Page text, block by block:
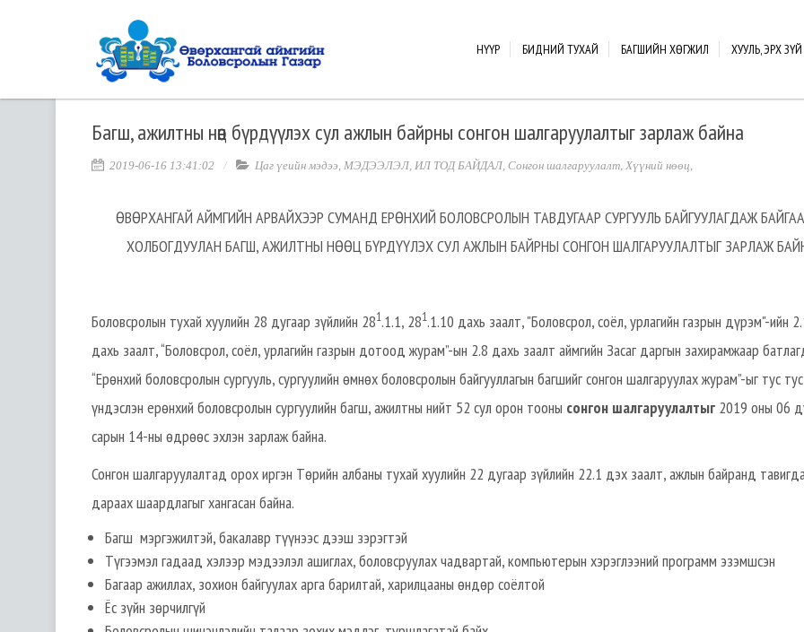
НҮҮР БИДНИЙ ТУХАЙ БАГШИЙН ХӨГЖИЛ ХУУЛЬ, ЭРХ ЗҮЙ
Багш, ажилтны нөөц бүрдүүлэх сул ажлын байрны сонгон шалгаруулалтыг зарлаж байна
2019-06-16 13:41:02 Цаг үеийн мэдээ, МЭДЭЭЛЭЛ, ИЛ ТОД БАЙДАЛ, Сонгон шалгаруулалт, Хүүний нөөц,
ӨВӨРХАНГАЙ АЙМГИЙН АРВАЙХЭЭР СУМАНД ЕРӨНХИЙ БОЛОВСРОЛЫН ТАВДУГААР СУРГУУЛЬ БАЙГУУЛАГДАЖ
ХОЛБОГДУУЛАН БАГШ, АЖИЛТНЫ НӨӨЦ БҮРДҮҮЛЭХ СУЛ АЖЛЫН БАЙРНЫ СОНГОН ШАЛГАРУУЛАЛТЫГ ЗАРЛАЖ
Боловсролын тухай хуулийн 28 дугаар зүйлийн 281.1.1, 281.1.10 дахь заалт, "Боловсрол, соёл, урлагийн газрын дүрэм"-ийн
дахь заалт, “Боловсрол, соёл, урлагийн газрын дотоод журам”-ын 2.8 дахь заалт аймгийн Засаг даргын захирамжаар
“Ерөнхий боловсролын сургууль, сургуулийн өмнөх боловсролын байгууллагын багшийг сонгон шалгаруулах журам”-ыг тус тус
үндэслэн ерөнхий боловсролын сургуулийн багш, ажилтны нийт 52 сул орон тооны сонгон шалгаруулалтыг 2019 оны 06
сарын 14-ны өдрөөс эхлэн зарлаж байна.
Сонгон шалгаруулалтад орох иргэн Төрийн албаны тухай хуулийн 22 дугаар зүйлийн 22.1 дэх заалт, ажлын байранд
дараах шаардлагыг хангасан байна.
Багш мэргэжилтэй, бакалавр түүнээс дээш зэрэгтэй
Түгээмэл гадаад хэлээр мэдээлэл ашиглах, боловсруулах чадвартай, компьютерын хэрэглээний программ эзэмшсэн
Багаар ажиллах, зохион байгуулах арга барилтай, харилцааны өндөр соёлтой
Ёс зүйн зөрчилгүй